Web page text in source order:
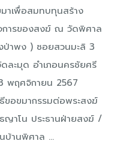
าเพื่อสมทบทุนสร้าง
การของสงฆ์ ณ วัดพิศาล
าพง ) ซอยสวนมะลิ 3
ะมุด อำเภอนครชัยศรี
พฤศจิกายน 2567
ขอขมากรรมต่อพระสงฆ์
าโน ประธานฝ่ายสงฆ์ /
บ้านพิศาล ...